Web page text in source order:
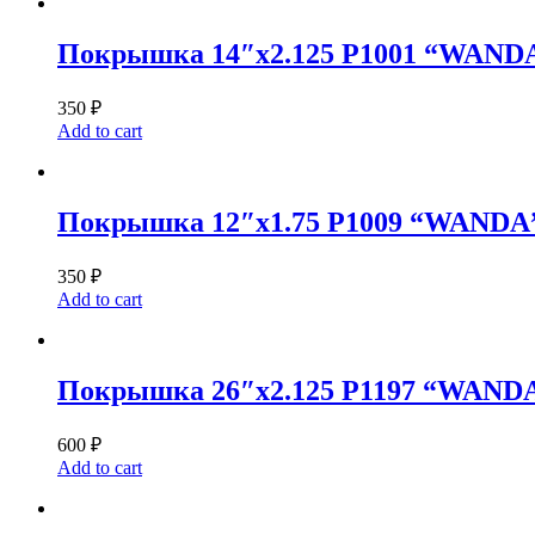
Покрышка 14″x2.125 P1001
350 ₽
Add to cart
Покрышка 12″x1.75 P1009
350 ₽
Add to cart
Покрышка 26″x2.125 P1197
600 ₽
Add to cart